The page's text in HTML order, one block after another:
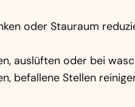
oder Stauraum
auslüften oder bei
befallene Stellen